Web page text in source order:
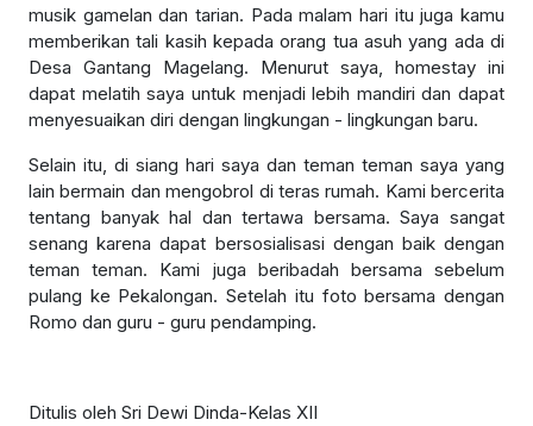
musik gamelan dan tarian. Pada malam hari itu juga kamu
memberikan tali kasih kepada orang tua asuh yang ada di
Desa Gantang Magelang. Menurut saya, homestay ini
dapat melatih saya untuk menjadi lebih mandiri dan dapat
menyesuaikan diri dengan lingkungan - lingkungan baru.
Selain itu, di siang hari saya dan teman teman saya yang
lain bermain dan mengobrol di teras rumah. Kami bercerita
tentang banyak hal dan tertawa bersama. Saya sangat
senang karena dapat bersosialisasi dengan baik dengan
teman teman. Kami juga beribadah bersama sebelum
pulang ke Pekalongan. Setelah itu foto bersama dengan
Romo dan guru - guru pendamping.
Ditulis oleh Sri Dewi Dinda-Kelas XII